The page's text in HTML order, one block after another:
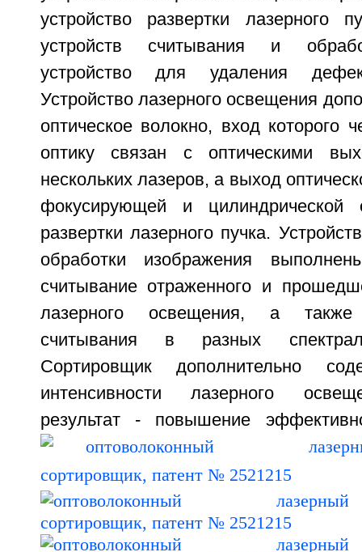
устройство развертки лазерного
устройств считывания и
устройство для удаления
Устройство лазерного освещения
оптическое волокно, вход которого
оптику связан с оптическими
нескольких лазеров, а выход
фокусирующей и цилиндрической
развертки лазерного пучка.
обработки изображения
считывание отраженного и
лазерного освещения, а
считывания в разных
Сортировщик дополнительно
интенсивности лазерного
результат - повышение